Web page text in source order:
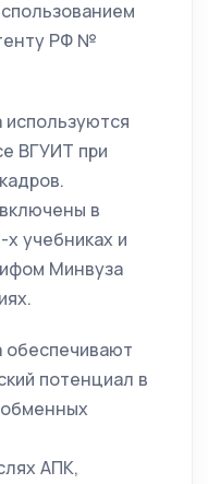
РФ №
ВГУИТ при
в
учебниках и
Минвуза
потенциал в
АПК,